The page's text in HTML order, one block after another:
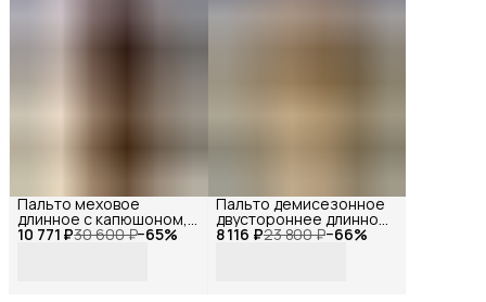
10 771 ₽30 600 ₽−65%
Пальто меховое
длинное с капюшоном,
Reversal, YD- 8 116 ₽23 800 ₽−66%
Пальто демисезонное
двустороннее длинное
оверсайз с мехом,